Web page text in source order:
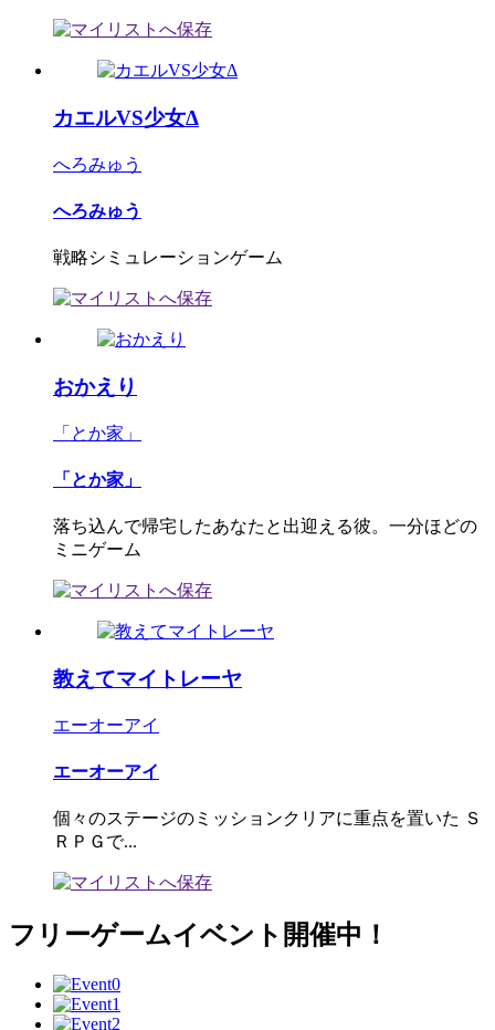
カエルVS少女Δ
へろみゅう
へろみゅう
戦略シミュレーションゲーム
おかえり
「とか家」
「とか家」
落ち込んで帰宅したあなたと出迎える彼。一分ほどの
ミニゲーム
教えてマイトレーヤ
エーオーアイ
エーオーアイ
個々のステージのミッションクリアに重点を置いた Ｓ
ＲＰＧで...
フリーゲームイベント開催中！